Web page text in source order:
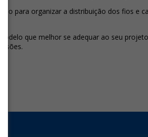
para organizar a distribuição dos fios e
que melhor se adequar ao seu